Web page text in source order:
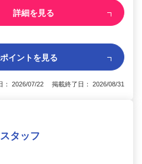
詳細を見る
イントを見る
： 2026/07/22 掲載終了日： 2026/08/31
タッフ